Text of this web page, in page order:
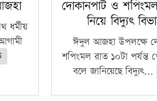
দোকানপাট ও
নিয়ে বিদ্যুৎ
ঈদুল আজহা উপলক্ষে
শপিংমল রাত ১০টা পর্যন্ত
বলে জানিয়েছে বিদ্যুৎ...